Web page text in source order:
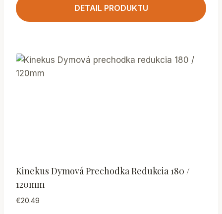
DETAIL PRODUKTU
Kinekus Dymová Prechodka Redukcia 180 /
120mm
€20.49